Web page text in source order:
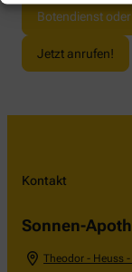
Botendienst
Jetzt anrufen!
Kontakt
Sonnen-
Theodor - Heuss -